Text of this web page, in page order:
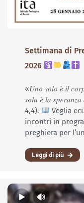
Settimana di
2026
«𝑈𝑛𝑜 𝑠𝑜𝑙𝑜 𝑒̀ 𝑖𝑙
𝑠𝑜𝑙𝑎 𝑒̀ 𝑙𝑎
4,4).
Veglia
incontri in
preghiera per
Leggi di più